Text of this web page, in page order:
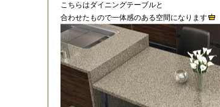
こちらはダイニングテーブルと
合わせたもので一体感のある空間になります